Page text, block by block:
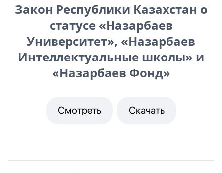
Закон Республики Казахстан о
статусе «Назарбаев
Университет», «Назарбаев
Интеллектуальные школы» и
«Назарбаев Фонд»
Смотреть Скачать